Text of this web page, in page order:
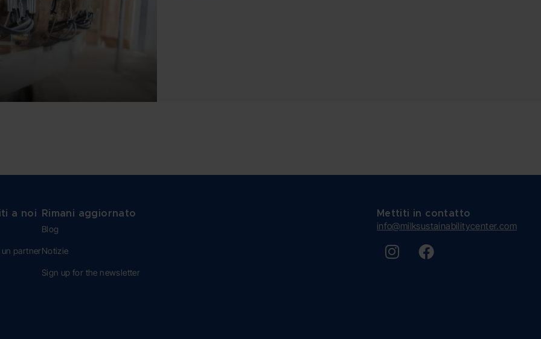
a noi
partner
Rimani aggiornato
Blog
Notizie
Sign up for the newsletter
Mettiti in contatto
info@milksustainabilitycenter.com